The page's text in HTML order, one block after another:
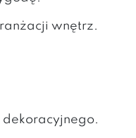
wnętrz.
dekoracyjnego.